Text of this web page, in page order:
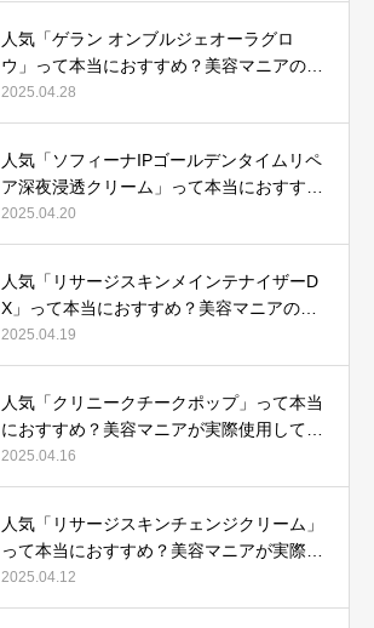
人気「ゲラン オンブルジェオーラグロ
ウ」って本当におすすめ？美容マニアの私
が実際使用して、口コミを検証！
2025.04.28
人気「ソフィーナIPゴールデンタイムリペ
ア深夜浸透クリーム」って本当におすす
め？美容マニアが実際使用して口コミを検
証！
2025.04.20
人気「リサージスキンメインテナイザーD
X」って本当におすすめ？美容マニアの私
が実際使用して、口コミを検証！
2025.04.19
人気「クリニークチークポップ」って本当
におすすめ？美容マニアが実際使用して口
コミを検証！
2025.04.16
人気「リサージスキンチェンジクリーム」
って本当におすすめ？美容マニアが実際使
用して口コミを検証！
2025.04.12